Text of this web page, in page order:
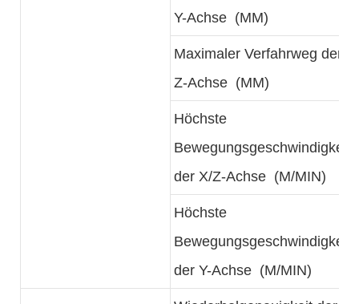
Y-Achse (MM)
Maximaler Verfahrweg der
Z-Achse (MM)
Höchste
Bewegungsgeschwindigkeit
der X/Z-Achse (M/MIN)
Höchste
Bewegungsgeschwindigkeit
der Y-Achse (M/MIN)